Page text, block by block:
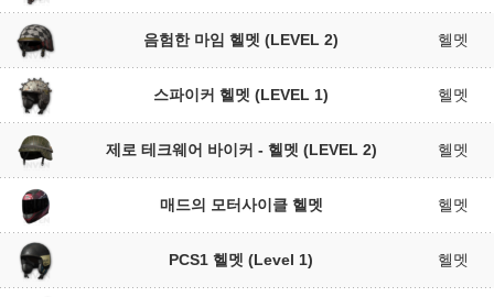
음험한 마임 헬멧 (LEVEL 2) 헬멧
스파이커 헬멧 (LEVEL 1) 헬멧
제로 테크웨어 바이커 - 헬멧 (LEVEL 2) 헬멧
매드의 모터사이클 헬멧 헬멧
PCS1 헬멧 (Level 1) 헬멧